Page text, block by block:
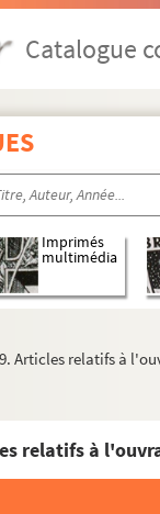
Catalogue
Imprimés
multimédia
Articles relatifs à
relatifs à